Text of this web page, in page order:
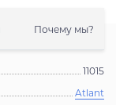
Почему мы?
11015
Atlant